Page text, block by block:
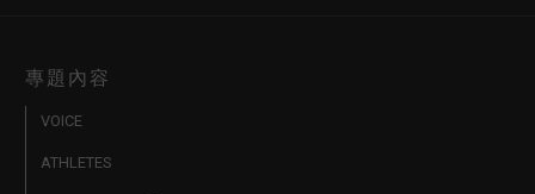
專題內容
VOICE
ATHLETES